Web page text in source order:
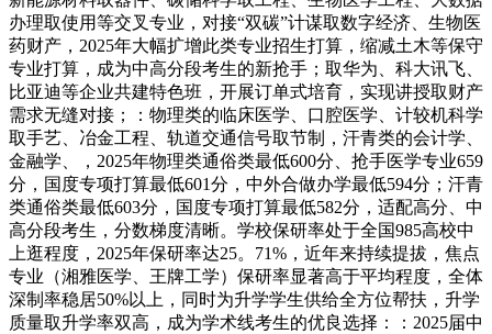
办理取使用等交叉专业，对接“双碳”计谋取数字经济、生物医
药财产，2025年大幅扩增此类专业招生打算，缩减土木等保守
专业打算，成为中高分段考生的新抢手；取华为、科大讯飞、
比亚迪等企业共建特色班，开展订单式培育，实现讲授取财产
需求无缝对接；：物理类的临床医学、口腔医学、计较机科学
取手艺、冶金工程、轨道交通信号取节制，汗青类的会计学、
金融学、，2025年物理类通俗类最低600分、抢手医学专业659
分，国度专项打算最低601分，中外合做办学最低594分；汗青
类通俗类最低603分，国度专项打算最低582分，适配高分、中
高分段考生，分数梯度清晰。学校保研率处于全国985高校中
上逛程度，2025年保研率达25。71%，近年来持续提拔，焦点
专业（湘雅医学、王牌工学）保研率显著高于平均程度，全体
深制率稳居50%以上，同时为升学学生供给全方位帮扶，升学
质量取升学率双高，成为学术线考生的优良选择：：2025届中